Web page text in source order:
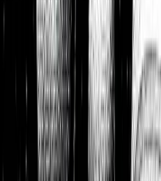
Watchlist
Unsere Top-Picks
Portfolios
26,8 % p.a. seit 2018
Finanzielle Freiheit
26,8 % p.a.
1:1 Begleitung
Über uns
7 Tage kostenlos testen